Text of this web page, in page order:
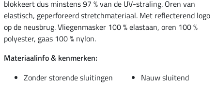
blokkeert dus minstens 97 % van de UV-straling. Oren van
elastisch, geperforeerd stretchmateriaal. Met reflecterend logo
op de neusbrug. Vliegenmasker 100 % elastaan, oren 100 %
polyester, gaas 100 % nylon.
Materiaalinfo & kenmerken:
Zonder storende sluitingen
Nauw sluitend